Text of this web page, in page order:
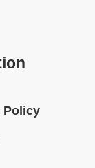
Policy